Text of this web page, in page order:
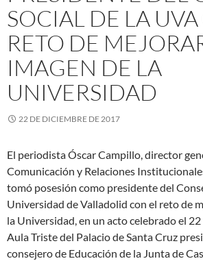
SOCIAL DE LA UVA
RETO DE
IMAGEN DE LA
UNIVERSIDAD
22 DE DICIEMBRE DE 2017
El periodista Óscar Campillo, director
Comunicación y Relaciones
tomó posesión como presidente del
Universidad de Valladolid con el reto de
la Universidad, en un acto celebrado el
Aula Triste del Palacio de Santa Cruz
consejero de Educación de la Junta de